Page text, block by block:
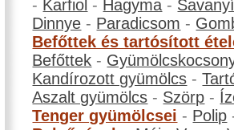
- Karfiol - Hagyma -
Dinnye - Paradicsom -
Befőttek és tartósított
Befőttek -
Kandírozott gyümölcs -
Aszalt gyümölcs - Szörp -
Tenger gyümölcsei - Polip